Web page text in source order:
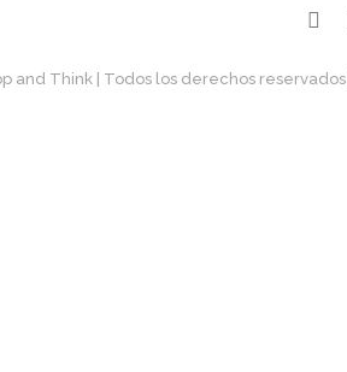
and Think | Todos los derechos reservados